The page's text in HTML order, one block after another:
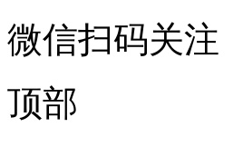
微信扫码关注
顶部